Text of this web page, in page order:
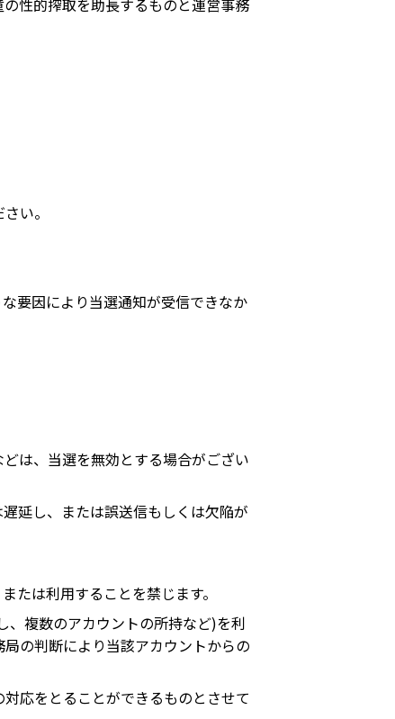
性的搾取を助長するものと運営事務
い。
要因により当選通知が受信できなか
は、当選を無効とする場合がござい
延し、または誤送信もしくは欠陥が
たは利用することを禁じます。
複数のアカウントの所持など)を利
の判断により当該アカウントからの
応をとることができるものとさせて